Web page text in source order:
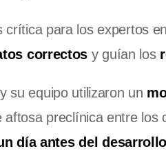
crítica para los expertos en
correctos y guían los
su equipo utilizaron un
aftosa preclínica entre los
día antes del